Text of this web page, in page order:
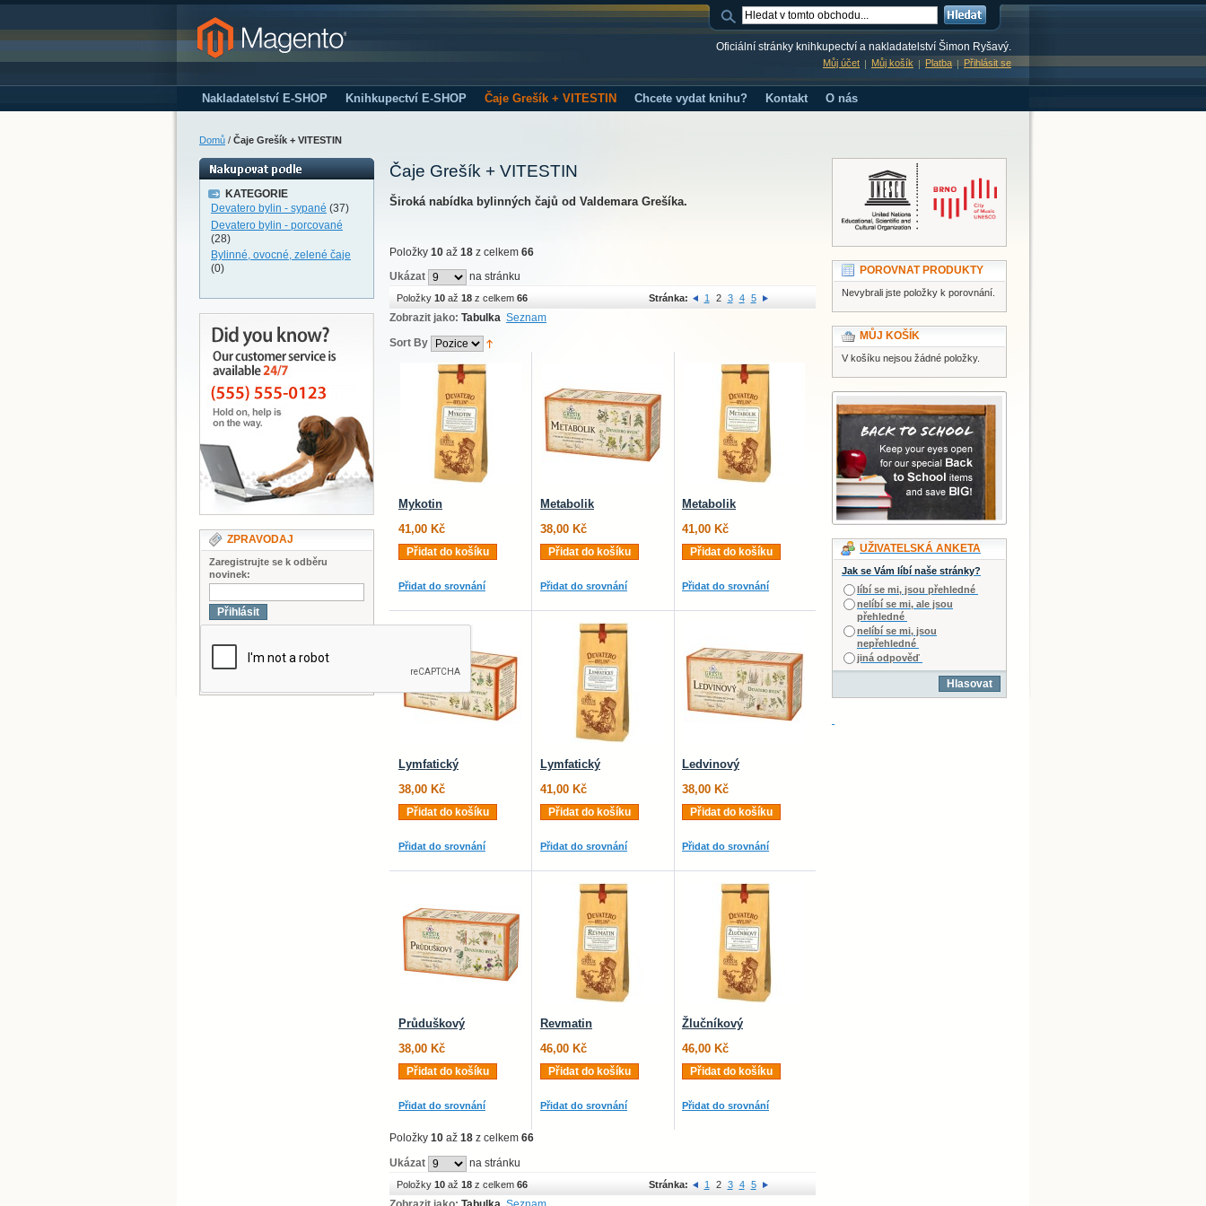
Oficiální stránky knihkupectví a nakladatelství Šimon Ryšavý.
Můj účet Můj košík Platba Přihlásit se
Nakladatelství E-SHOP Knihkupectví E-SHOP Čaje Grešík + VITESTIN Chcete vydat knihu? Kontakt O nás
Domů / Čaje Grešík + VITESTIN
KATEGORIE
Devatero bylin - sypané (37)
Devatero bylin - porcované
(28)
Bylinné, ovocné, zelené čaje
(0)
ZPRAVODAJ
Zaregistrujte se k odběru
novinek:
Přihlásit
Čaje Grešík + VITESTIN
Široká nabídka bylinných čajů od Valdemara Grešíka.
Položky 10 až 18 z celkem 66
Ukázat
na stránku
Položky 10 až 18 z celkem 66 Stránka: 1 2 3 4 5
Zobrazit jako: Tabulka Seznam
Sort By
Mykotin
41,00 Kč
Přidat do košíku
Přidat do srovnání
Metabolik
38,00 Kč
Přidat do košíku
Přidat do srovnání
Metabolik
41,00 Kč
Přidat do košíku
Přidat do srovnání
Lymfatický
38,00 Kč
Přidat do košíku
Přidat do srovnání
Lymfatický
41,00 Kč
Přidat do košíku
Přidat do srovnání
Ledvinový
38,00 Kč
Přidat do košíku
Přidat do srovnání
Průduškový
38,00 Kč
Přidat do košíku
Přidat do srovnání
Revmatin
46,00 Kč
Přidat do košíku
Přidat do srovnání
Žlučníkový
46,00 Kč
Přidat do košíku
Přidat do srovnání
Položky 10 až 18 z celkem 66
Ukázat
na stránku
Položky 10 až 18 z celkem 66 Stránka: 1 2 3 4 5
POROVNAT PRODUKTY
Nevybrali jste položky k porovnání.
MŮJ KOŠÍK
V košíku nejsou žádné položky.
UŽIVATELSKÁ ANKETA
Jak se Vám líbí naše stránky?
líbí se mi, jsou přehledné
nelíbí se mi, ale jsou
přehledné
nelíbí se mi, jsou
nepřehledné
jiná odpověď
Hlasovat